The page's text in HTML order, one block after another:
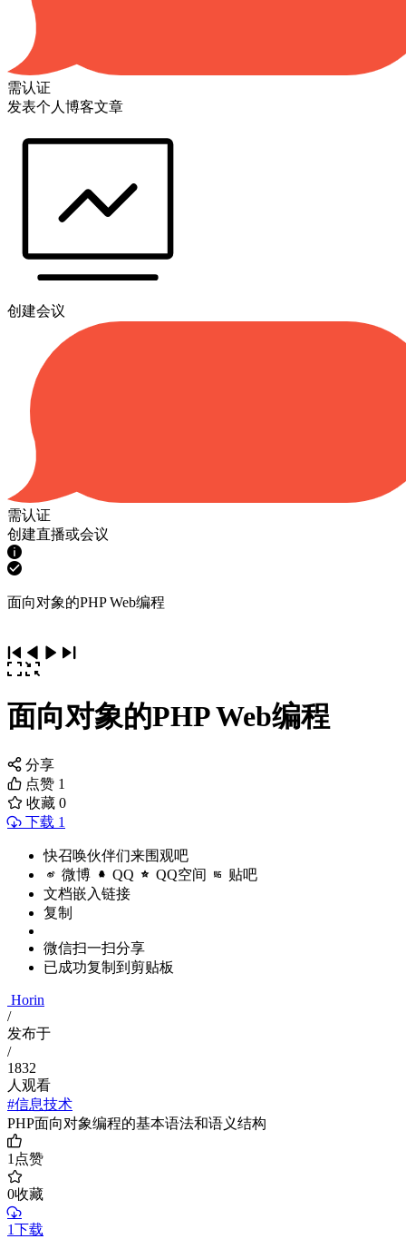
需认证
发表个人博客文章
创建会议
需认证
创建直播或会议
面向对象的PHP Web编程
面向对象的PHP Web编程
分享
点赞 1
收藏 0
下载 1
快召唤伙伴们来围观吧
微博 QQ QQ空间 贴吧
文档嵌入链接
复制
微信扫一扫分享
已成功复制到剪贴板
Horin
/
发布于
/
1832
人观看
#信息技术
PHP面向对象编程的基本语法和语义结构
1点赞
0收藏
1下载